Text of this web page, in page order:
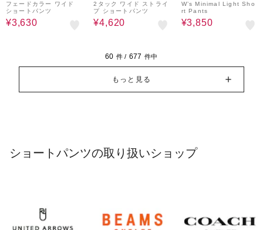
フェードカラー ワイド
ショートパンツ
¥3,630
2タック ワイド ストライ
プ ショートパンツ
¥4,620
W’s Minimal Light Sho
rt Pants
¥3,850
60 件 / 677 件中
もっと見る
ショートパンツの取り扱いショップ